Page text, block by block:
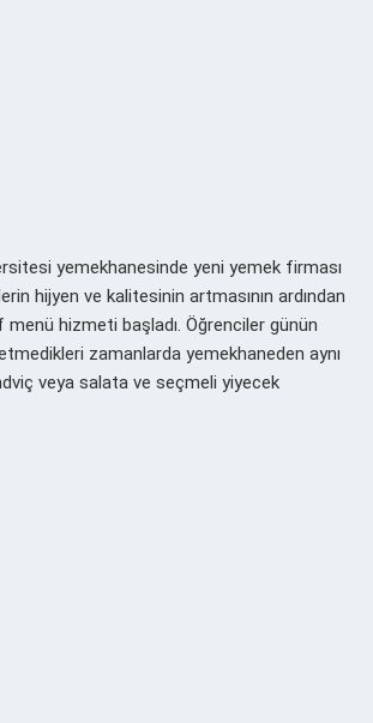
yemekhanesinde yeni yemek firması
hijyen ve kalitesinin artmasının ardından
hizmeti başladı. Öğrenciler günün
zamanlarda yemekhaneden aynı
veya salata ve seçmeli yiyecek